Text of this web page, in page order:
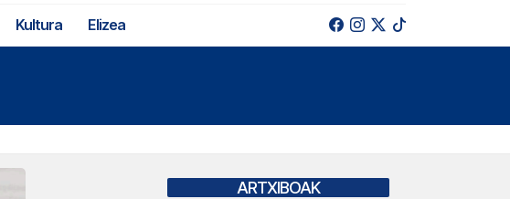
Kultura Elizea
ARTXIBOAK